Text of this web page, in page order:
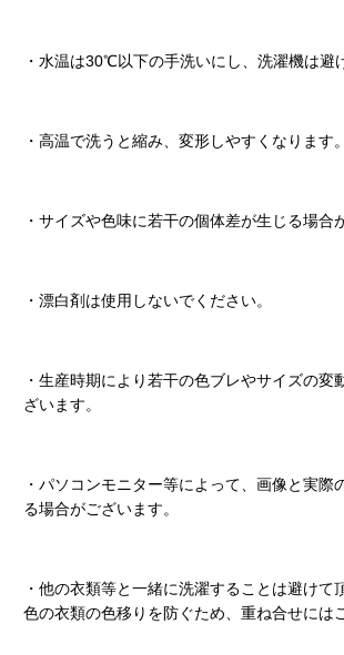
・水温は30℃以下の手洗いにし、洗濯機は避
・高温で洗うと縮み、変形しやすくなります。
・サイズや色味に若干の個体差が生じる場合
・漂白剤は使用しないでください。
・生産時期により若干の色ブレやサイズの変
ざいます。
・パソコンモニター等によって、画像と実際
る場合がございます。
・他の衣類等と一緒に洗濯することは避けて
色の衣類の色移りを防ぐため、重ね合せには